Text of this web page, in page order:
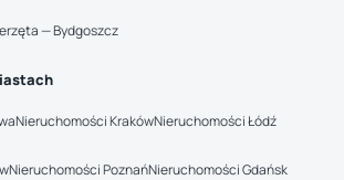
— Bydgoszcz
Nieruchomości KrakówNieruchomości Łódź
Nieruchomości PoznańNieruchomości Gdańsk